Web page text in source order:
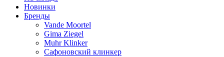
Новинки
Бренды
Vande Moortel
Gima Ziegel
Muhr Klinker
Сафоновский клинкер